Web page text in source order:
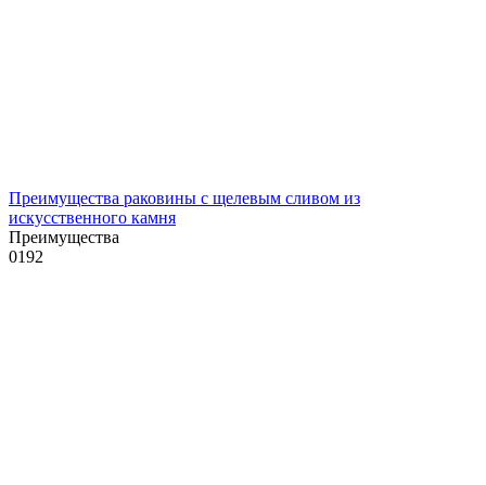
Преимущества раковины с щелевым сливом из
искусственного камня
Преимущества
0192